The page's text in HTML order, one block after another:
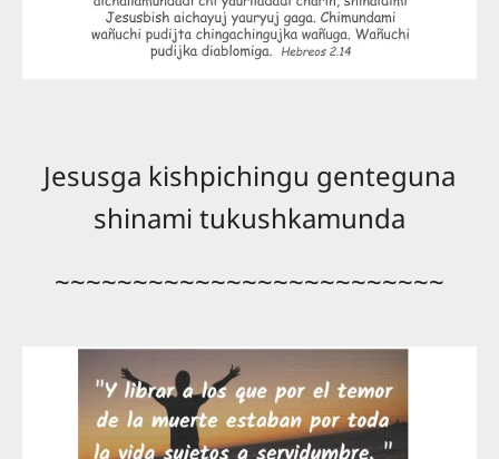
Jesusga kishpichingu genteguna
shinami tukushkamunda
~~~~~~~~~~~~~~~~~~~~~~~~~